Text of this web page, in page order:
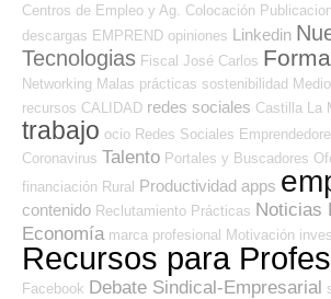
Centros de Empleo y Ag. Colocación
descargas EMPREND opiniones Linkedin
Tecnologias Fiscal José Carlos
Networking Malas prácticas sostenibilidad
recursos CALIDAD redes sociales Castilla La
trabajo ocio Redes Sociales
Coronavirus Talento Portales y Buscadores
financiación Rural Productividad apps
contenido Reclutamiento Prácticas Noticias
Economía marca profesional Motivación
Recursos para
Facebook Debate Sindical-Empresarial